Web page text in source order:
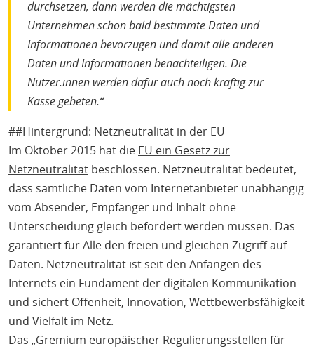
durchsetzen, dann werden die mächtigsten
Unternehmen schon bald bestimmte Daten und
Informationen bevorzugen und damit alle anderen
Daten und Informationen benachteiligen. Die
Nutzer.innen werden dafür auch noch kräftig zur
Kasse gebeten.“
##Hintergrund: Netzneutralität in der EU
Im Oktober 2015 hat die EU ein Gesetz zur
Netzneutralität beschlossen. Netzneutralität bedeutet,
dass sämtliche Daten vom Internetanbieter unabhängig
vom Absender, Empfänger und Inhalt ohne
Unterscheidung gleich befördert werden müssen. Das
garantiert für Alle den freien und gleichen Zugriff auf
Daten. Netzneutralität ist seit den Anfängen des
Internets ein Fundament der digitalen Kommunikation
und sichert Offenheit, Innovation, Wettbewerbsfähigkeit
und Vielfalt im Netz.
Das „Gremium europäischer Regulierungsstellen für